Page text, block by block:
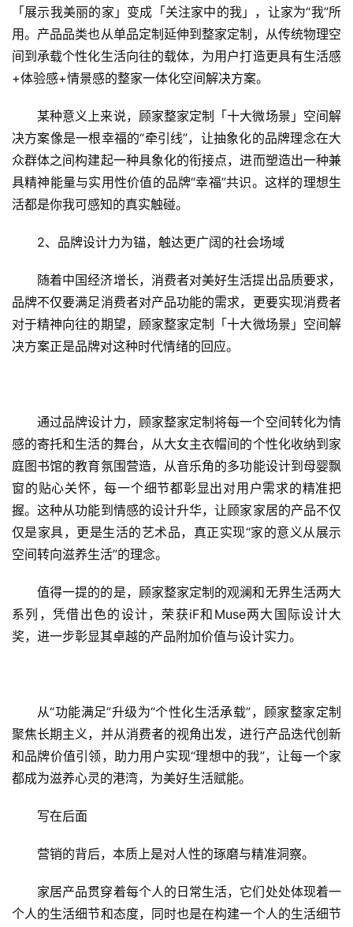
「展示我美丽的家」变成「关注家中的我」，让家为“我”所
用。产品品类也从单品定制延伸到整家定制，从传统物理空
间到承载个性化生活向往的载体，为用户打造更具有生活感
+体验感+情景感的整家一体化空间解决方案。
某种意义上来说，顾家整家定制「十大微场景」空间解
决方案像是一根幸福的“牵引线”，让抽象化的品牌理念在大
众群体之间构建起一种具象化的衔接点，进而塑造出一种兼
具精神能量与实用性价值的品牌“幸福”共识。这样的理想生
活都是你我可感知的真实触碰。
2、品牌设计力为锚，触达更广阔的社会场域
随着中国经济增长，消费者对美好生活提出品质要求，
品牌不仅要满足消费者对产品功能的需求，更要实现消费者
对于精神向往的期望，顾家整家定制「十大微场景」空间解
决方案正是品牌对这种时代情绪的回应。
通过品牌设计力，顾家整家定制将每一个空间转化为情
感的寄托和生活的舞台，从大女主衣帽间的个性化收纳到家
庭图书馆的教育氛围营造，从音乐角的多功能设计到母婴飘
窗的贴心关怀，每一个细节都彰显出对用户需求的精准把
握。这种从功能到情感的设计升华，让顾家家居的产品不仅
仅是家具，更是生活的艺术品，真正实现“家的意义从展示
空间转向滋养生活”的理念。
值得一提的的是，顾家整家定制的观澜和无界生活两大
系列，凭借出色的设计，荣获iF和Muse两大国际设计大
奖，进一步彰显其卓越的产品附加价值与设计实力。
从“功能满足”升级为“个性化生活承载”，顾家整家定制
聚焦长期主义，并从消费者的视角出发，进行产品迭代创新
和品牌价值引领，助力用户实现“理想中的我”，让每一个家
都成为滋养心灵的港湾，为美好生活赋能。
写在后面
营销的背后，本质上是对人性的琢磨与精准洞察。
家居产品贯穿着每个人的日常生活，它们处处体现着一
个人的生活细节和态度，同时也是在构建一个人的生活细节